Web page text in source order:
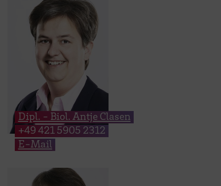
Dipl. - Biol. Antje Clasen
+49 421 5905 2312
E-Mail